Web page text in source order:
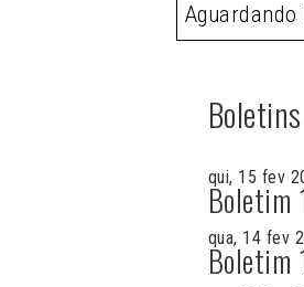
qui, 15 fev
Boletim
qua, 14 fev
Boletim